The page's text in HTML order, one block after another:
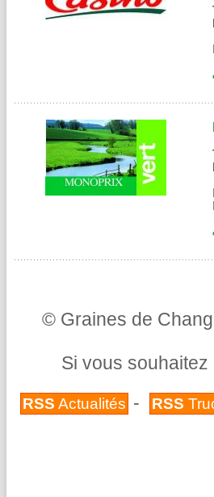
© Graines de
Si vous
RSS Actualités - RSS